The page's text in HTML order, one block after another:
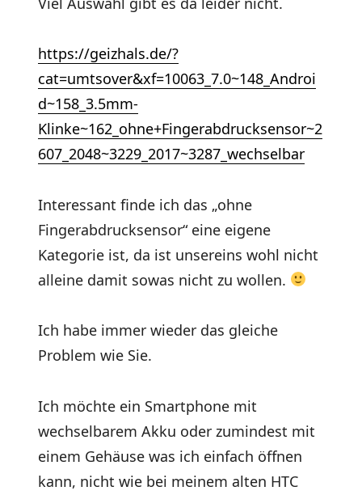
https://geizhals.de/?
cat=umtsover&xf=10063_7.0~148_Androi
d~158_3.5mm-
Klinke~162_ohne+Fingerabdrucksensor~2
607_2048~3229_2017~3287_wechselbar
Interessant finde ich das „ohne
Fingerabdrucksensor“ eine eigene
Kategorie ist, da ist unsereins wohl nicht
alleine damit sowas nicht zu wollen.
Ich habe immer wieder das gleiche
Problem wie Sie.
Ich möchte ein Smartphone mit
wechselbarem Akku oder zumindest mit
einem Gehäuse was ich einfach öffnen
kann, nicht wie bei meinem alten HTC